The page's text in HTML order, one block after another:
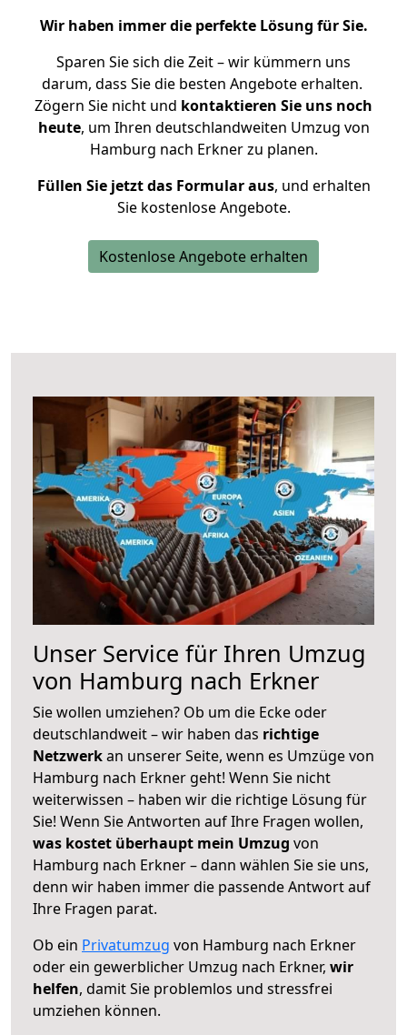
Wir haben immer die perfekte Lösung für Sie.
Sparen Sie sich die Zeit – wir kümmern uns
darum, dass Sie die besten Angebote erhalten.
Zögern Sie nicht und kontaktieren Sie uns noch
heute, um Ihren deutschlandweiten Umzug von
Hamburg nach Erkner zu planen.
Füllen Sie jetzt das Formular aus, und erhalten
Sie kostenlose Angebote.
Kostenlose Angebote erhalten
Unser Service für Ihren Umzug
von Hamburg nach Erkner
Sie wollen umziehen? Ob um die Ecke oder
deutschlandweit – wir haben das richtige
Netzwerkan unserer Seite, wenn es Umzüge von
Hamburg nach Erkner geht! Wenn Sie nicht
weiterwissen – haben wir die richtige Lösung für
Sie! Wenn Sie Antworten auf Ihre Fragen wollen,
was kostet überhaupt mein Umzug von
Hamburg nach Erkner – dann wählen Sie sie uns,
denn wir haben immer die passende Antwort auf
Ihre Fragen parat.
Ob ein Privatumzug von Hamburg nach Erkner
oder ein gewerblicher Umzug nach Erkner, wir
helfen, damit Sie problemlos und stressfrei
umziehen können.